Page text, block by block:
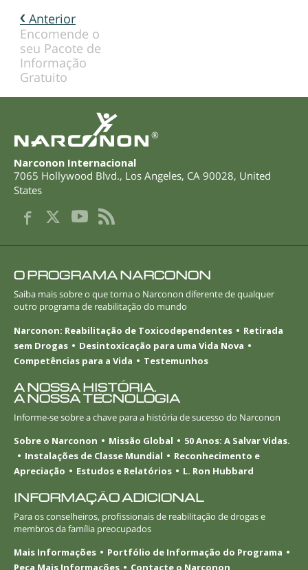
Anterior
Encomende o
seu Pacote de
Informação
Gratuito
®
Narconon Internacional
7065 Hollywood Blvd., Los Angeles, CA 90028, United
States
O PROGRAMA NARCONON
Saiba mais sobre o que torna o Narconon diferente de qualquer
outro programa de reabilitação do mundo
Narconon: Reabilitação de Toxicodependentes
Retirada
sem Drogas
Desintoxicação para uma Vida Nova
Competências para a Vida
Testemunhos
A NOSSA HISTÓRIA.
A NOSSA TECNOLOGIA
Informe-sesobre a chave para a história de sucesso do Narconon
Sobre o Narconon
Missão Global
50 Anos: A Salvar Vidas.
Instalações de Classe Mundial
Reconhecimento e
Apreciação
Estudos e Relatórios L. Ron Hubbard
INFORMAÇÃO ADICIONAL
Para os conselheiros, profissionais de reabilitação de drogas e
membros da família preocupados
Mais Informações
Portfólio de Informação do Programa
Peça Mais Informações
Contacte o Narconon